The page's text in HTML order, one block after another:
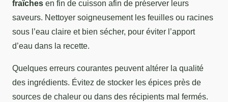
fraîches en fin de cuisson afin de préserver leurs
saveurs. Nettoyer soigneusement les feuilles ou racines
sous l’eau claire et bien sécher, pour éviter l’apport
d’eau dans la recette.
Quelques erreurs courantes peuvent altérer la qualité
des ingrédients. Évitez de stocker les épices près de
sources de chaleur ou dans des récipients mal fermés.